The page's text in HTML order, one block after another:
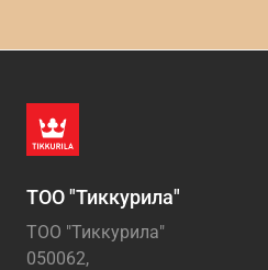
ТОО "Тиккурила"
ТОО "Тиккурила"
050062,